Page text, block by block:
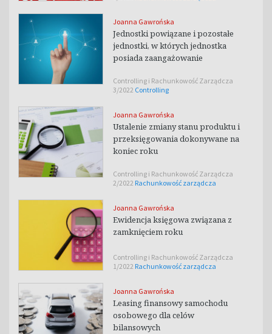
Joanna Gawrońska
Jednostki powiązane i pozostałe
jednostki, w których jednostka
posiada zaangażowanie
Controlling i Rachunkowość Zarządcza
3/2022 Controlling
Joanna Gawrońska
Ustalenie zmiany stanu produktu i
przeksięgowania dokonywane na
koniec roku
Controlling i Rachunkowość Zarządcza
2/2022 Rachunkowość zarządcza
Joanna Gawrońska
Ewidencja księgowa związana z
zamknięciem roku
Controlling i Rachunkowość Zarządcza
1/2022 Rachunkowość zarządcza
Joanna Gawrońska
Leasing finansowy samochodu
osobowego dla celów
bilansowych